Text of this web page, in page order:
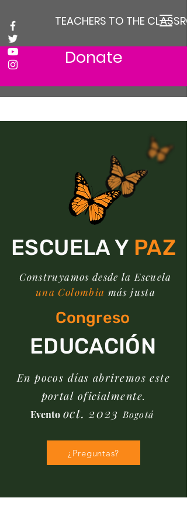
TEACHERS TO THE
Donate
ESCUELA Y PAZ
Construyamos desde la Escuela
una Colombia más justa
Congreso
EDUCACIÓN
En pocos días abriremos este
portal oficialmente.
Evento oct. 2023 Bogotá
¿Preguntas?